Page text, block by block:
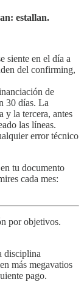
estallan.
siente en el día a
del confirming,
de
30 días. La
y la tercera, antes
las líneas.
error técnico
tu documento
cada mes:
por objetivos.
disciplina
más megavatios
pago.